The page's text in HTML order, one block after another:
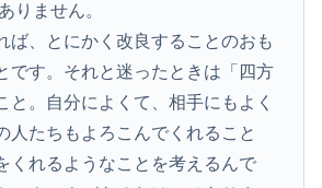
りません。
ば、とにかく改良することのおも
です。それと迷ったときは「四方
と。自分によくて、相手にもよく
人たちもよろこんでくれること
くれるようなことを考えるんで